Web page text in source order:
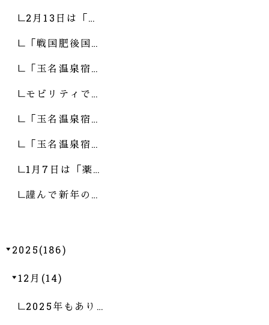
2月13日は「…
「戦国肥後国…
「玉名温泉宿…
モビリティで…
「玉名温泉宿…
「玉名温泉宿…
1月7日は「薬…
謹んで新年の…
2025(186)
12月(14)
2025年もあり…